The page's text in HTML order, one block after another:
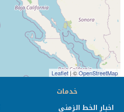
Leaflet| ©OpenStreetMap
خدمات
اخبار الخط الزمني